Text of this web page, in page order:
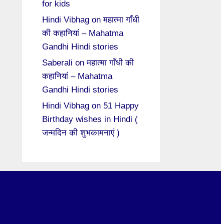
for kids
Hindi Vibhag onमहात्मा गाँधी
की कहानियां – Mahatma
Gandhi Hindi stories
Saberali onमहात्मा गाँधी की
कहानियां – Mahatma
Gandhi Hindi stories
Hindi Vibhag on 51 Happy
Birthday wishes in Hindi (
जन्मदिन की शुभकामनाएं )